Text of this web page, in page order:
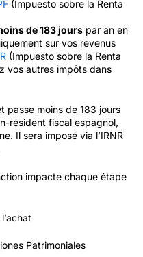
(Impuesto sobre la Renta
de 183 jours par an en
sur vos revenus
(Impuesto sobre la Renta
vos autres impôts dans
passe moins de 183 jours
résident fiscal espagnol,
Il sera imposé via l’IRNR
impacte chaque étape
Patrimoniales